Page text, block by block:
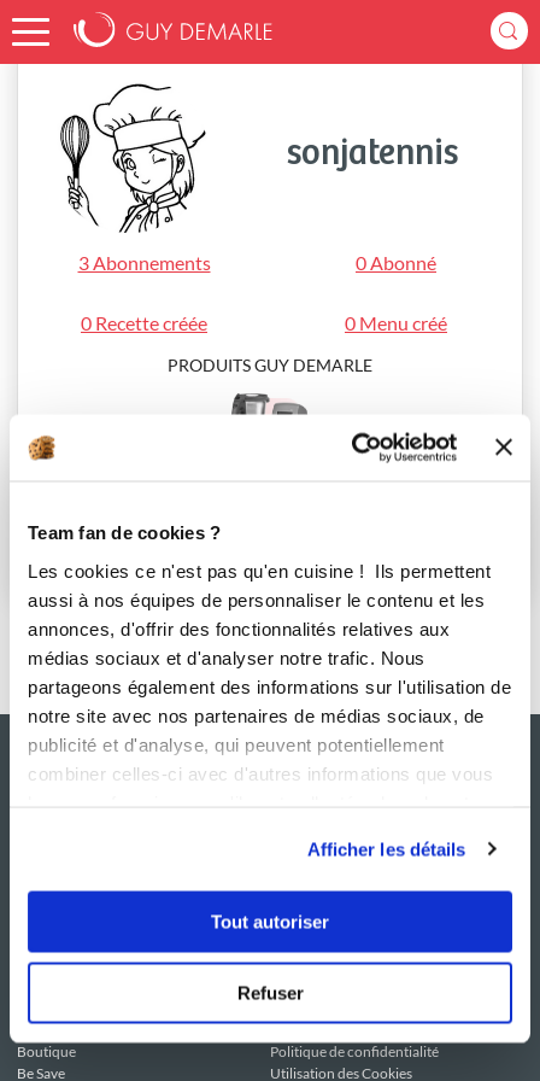
Team fan de cookies ?
Les cookies ce n'est pas qu'en cuisine ! Ils permettent
aussi à nos équipes de personnaliser le contenu et les
annonces, d'offrir des fonctionnalités relatives aux
médias sociaux et d'analyser notre trafic. Nous
partageons également des informations sur l'utilisation de
notre site avec nos partenaires de médias sociaux, de
publicité et d'analyse, qui peuvent potentiellement
combiner celles-ci avec d'autres informations que vous
Afficher les détails
Tout autoriser
Refuser
Accueil sonjatennis
sonjatennis
3 Abonnements 0 Abonné
0 Recette créée 0 Menu créé
PRODUITS GUY DEMARLE
NOS SITES
Le Mag'
Boutique
Be Save
SERVICE CONSO
Contactez-nous
Mentions légales
Politique de confidentialité
Utilisation des Cookies